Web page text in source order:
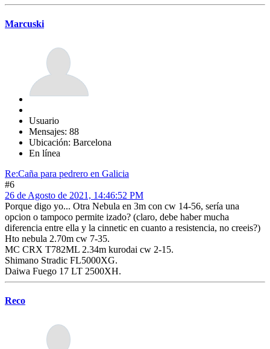
Marcuski
Usuario
Mensajes: 88
Ubicación: Barcelona
En línea
Re:Caña para pedrero en Galicia
#6
26 de Agosto de 2021, 14:46:52 PM
Porque digo yo... Otra Nebula en 3m con cw 14-56, sería una
opcion o tampoco permite izado? (claro, debe haber mucha
diferencia entre ella y la cinnetic en cuanto a resistencia, no creeis?)
Hto nebula 2.70m cw 7-35.
MC CRX T782ML 2.34m kurodai cw 2-15.
Shimano Stradic FL5000XG.
Daiwa Fuego 17 LT 2500XH.
Reco